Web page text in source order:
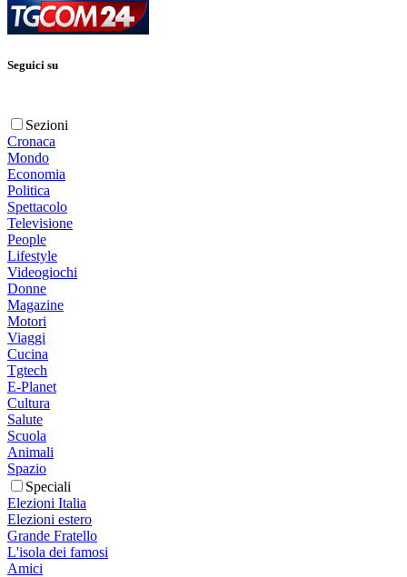
Seguici su
Sezioni
Cronaca
Mondo
Economia
Politica
Spettacolo
Televisione
People
Lifestyle
Videogiochi
Donne
Magazine
Motori
Viaggi
Cucina
Tgtech
E-Planet
Cultura
Salute
Scuola
Animali
Spazio
Speciali
Elezioni Italia
Elezioni estero
Grande Fratello
L'isola dei famosi
Amici